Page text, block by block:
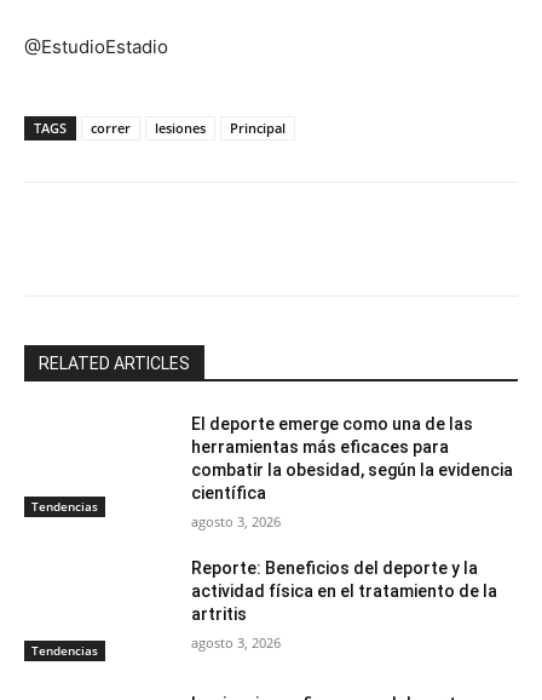
@EstudioEstadio
TAGS correr lesiones Principal
RELATED ARTICLES
Tendencias
El deporte emerge como una de las
herramientas más eficaces para
combatir la obesidad, según la evidencia
científica
agosto 3, 2026
Tendencias
Reporte: Beneficios del deporte y la
actividad física en el tratamiento de la
artritis
agosto 3, 2026